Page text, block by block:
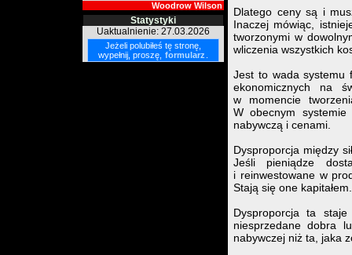
Woodrow Wilson
Statystyki
Uaktualnienie: 27.03.2026
Jeżeli polubiłeś tę stronę,
wypełnij, proszę, formularz
Dlatego ceny są i
Inaczej mówiąc,
tworzonymi w
wliczenia wszystkich
Jest to wada systemu
ekonomicznych na
w momencie
W obecnym systemie
nabywczą i cenami.
Dysproporcja między
Jeśli pieniądze
i reinwestowane w
Stają się one kapitałem.
Dysproporcja ta
niesprzedane dobra
nabywczej niż ta, jaka